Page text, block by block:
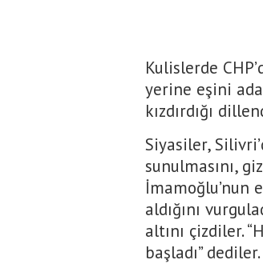
Kulislerde
yerine eşini
kızdırdığı
Siyasiler,
sunulmasını,
İmamoğlu’nun
aldığını
altını çizdiler.
başladı” dediler.